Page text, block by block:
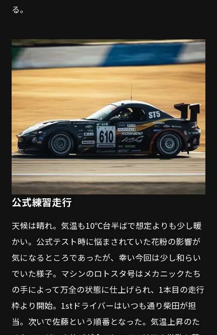
る。
公式練習走行
天候は晴れ。気温も10℃台半ばで想定よりも少し暖
かい。公式テスト時に悩まされていた花粉の影響が
気になるところであったが、幸い今回は少し和らい
でいた様子。マシンのロトスタ号はメカニックたち
の手によって万全の状態に仕上げられ、1本目の走行
枠より開始。1stドライバーはいつも通り柴田が担
当。次いで佐藤という順番となった。気温上昇のた